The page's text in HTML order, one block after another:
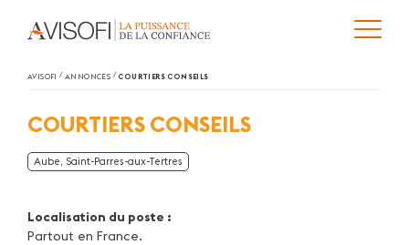
AVISOFI / ANNONCES / COURTIERS CONSEILS
COURTIERS CONSEILS
Aube, Saint-Parres-aux-Tertres
Localisation du poste :
Partout en France.